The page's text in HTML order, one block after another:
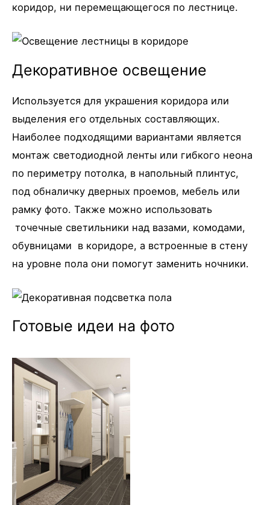
коридор, ни перемещающегося по лестнице.
Декоративное освещение
Используется для украшения коридора или
выделения его отдельных составляющих.
Наиболее подходящими вариантами является
монтаж светодиодной ленты или гибкого неона
по периметру потолка, в напольный плинтус,
под обналичку дверных проемов, мебель или
рамку фото. Также можно использовать
точечные светильники над вазами, комодами,
обувницами в коридоре, а встроенные в стену
на уровне пола они помогут заменить ночники.
Готовые идеи на фото